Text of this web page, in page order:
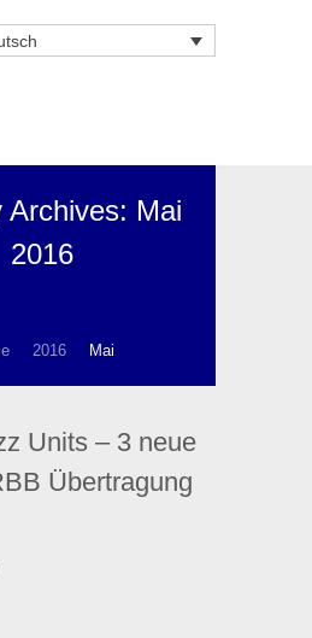
Archives: Mai
2016
2016 Mai
Units – 3 neue
Übertragung